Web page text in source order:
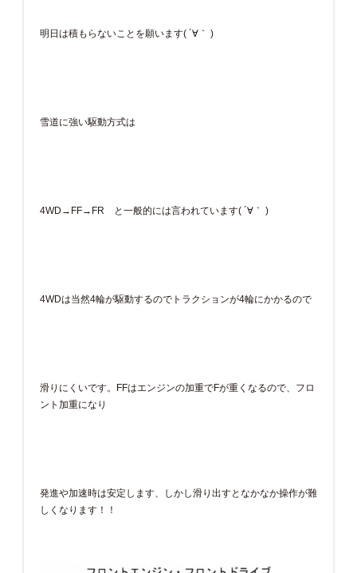
明日は積もらないことを願います( ´∀｀ )
雪道に強い駆動方式は
4WD→FF→FR と一般的には言われています( ´∀｀ )
4WDは当然4輪が駆動するのでトラクションが4輪にかかるので
滑りにくいです。FFはエンジンの加重でFが重くなるので、フロ
ント加重になり
発進や加速時は安定します、しかし滑り出すとなかなか操作が難
しくなります！！